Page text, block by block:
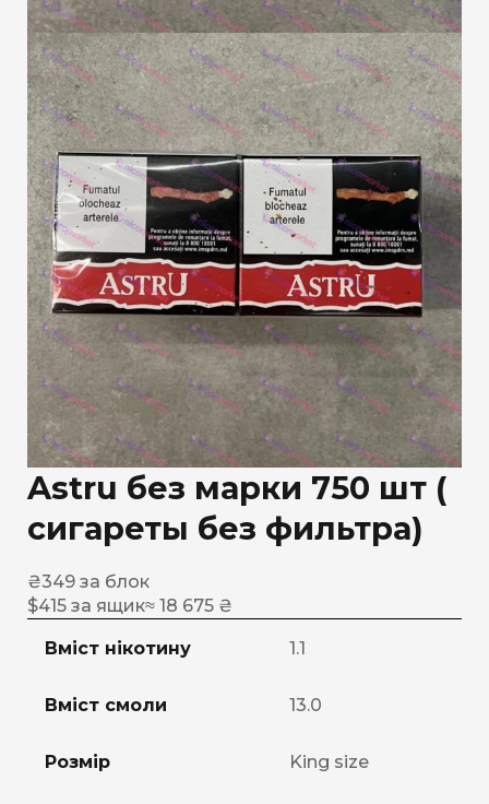
Astru без марки 750 шт (
сигареты без фильтра)
₴349 за блок
$415 за ящик≈ 18 675 ₴
Вміст нікотину 1.1
Вміст смоли 13.0
Розмір King size